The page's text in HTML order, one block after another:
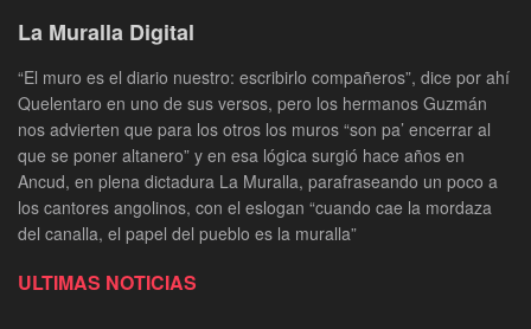
La Muralla Digital
“El muro es el diario nuestro: escribirlo compañeros”, dice por ahí
Quelentaro en uno de sus versos, pero los hermanos Guzmán
nos advierten que para los otros los muros “son pa’ encerrar al
que se poner altanero” y en esa lógica surgió hace años en
Ancud, en plena dictadura La Muralla, parafraseando un poco a
los cantores angolinos, con el eslogan “cuando cae la mordaza
del canalla, el papel del pueblo es la muralla”
ULTIMAS NOTICIAS